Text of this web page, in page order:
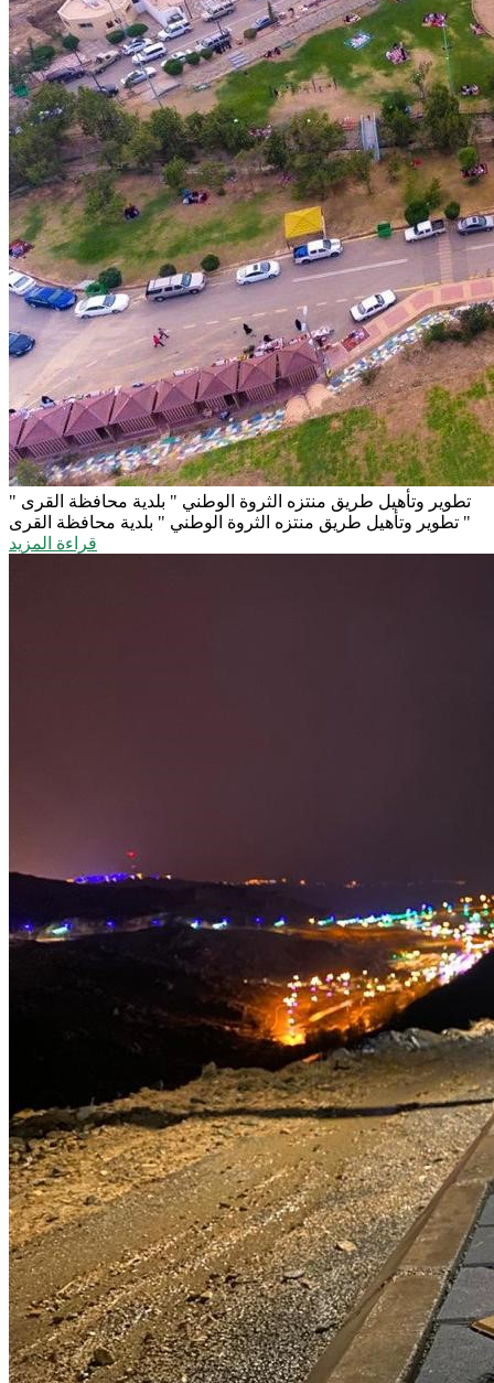
تطوير وتأهيل طريق منتزه الثروة الوطني " بلدية محافظة القرى "
تطوير وتأهيل طريق منتزه الثروة الوطني " بلدية محافظة القرى "
قراءة المزيد